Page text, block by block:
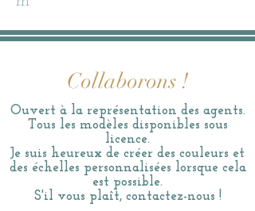
Collaborons !
Ouvert à la représentation des agents.
Tous les modèles disponibles sous
licence.
Je suis heureux de créer des couleurs et
des échelles personnalisées lorsque cela
est possible.
S'il vous plaît, contactez-nous !